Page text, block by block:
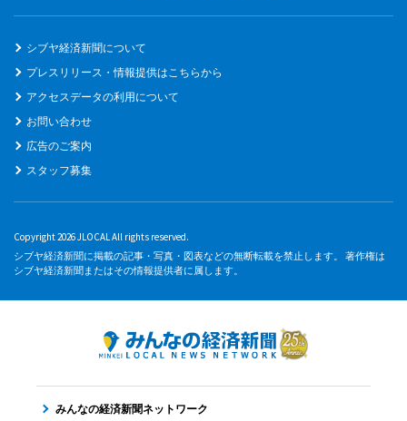
シブヤ経済新聞について
プレスリリース・情報提供はこちらから
アクセスデータの利用について
お問い合わせ
広告のご案内
スタッフ募集
Copyright 2026 JLOCAL All rights reserved.
シブヤ経済新聞に掲載の記事・写真・図表などの無断転載を禁止します。 著作権は
シブヤ経済新聞またはその情報提供者に属します。
みんなの経済新聞ネットワーク